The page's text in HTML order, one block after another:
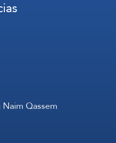
Qassem